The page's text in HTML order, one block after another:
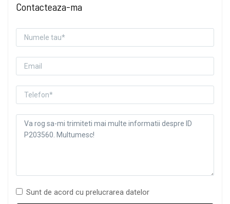
Contacteaza-ma
Sunt de acord cu prelucrarea datelor